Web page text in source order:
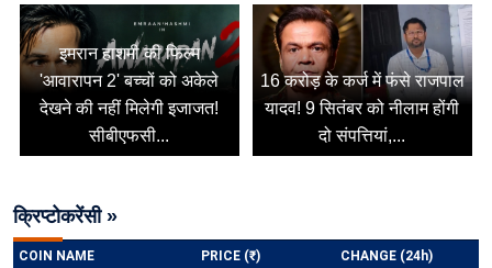
इमरान हाशमी की फिल्म
'आवारापन 2' बच्चों को अकेले
देखने की नहीं मिलेगी इजाजत!
सीबीएफसी...
16 करोड़ के कर्ज में फंसे राजपाल
यादव! 9 सितंबर को नीलाम होंगी
दो संपत्तियां,...
क्रिप्टोकरेंसी »